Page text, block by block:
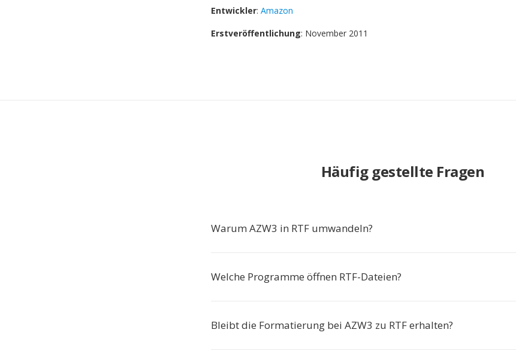
Entwickler: Amazon
Erstveröffentlichung: November 2011
Häufig gestellte Fragen
Warum AZW3 in RTF umwandeln?
Welche Programme öffnen RTF-Dateien?
Bleibt die Formatierung bei AZW3 zu RTF erhalten?